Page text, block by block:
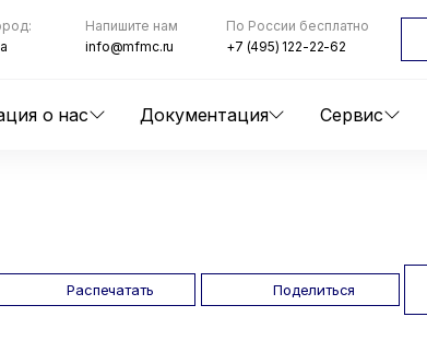
о нас Документация Сервис
Напишите нам
info@mfmc.ru
По России бесплатно
+7 (495) 122-22-62
Распечатать Поделиться